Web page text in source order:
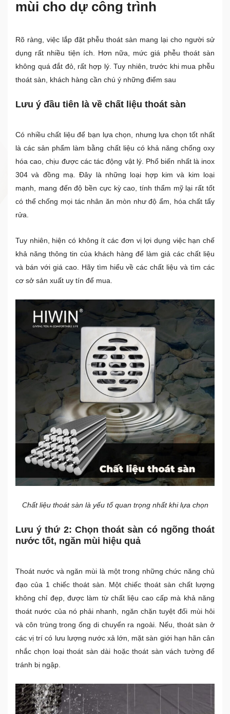
mùi cho dự công trình
Rõ ràng, việc lắp đặt phễu thoát sàn mang lại cho người sử
dụng rất nhiều tiện ích. Hơn nữa, mức giá phễu thoát sàn
không quá đắt đỏ, rất hợp lý. Tuy nhiên, trước khi mua phễu
thoát sàn, khách hàng cần chú ý những điểm sau
Lưu ý đầu tiên là về chất liệu thoát sàn
Có nhiều chất liệu để bạn lựa chọn, nhưng lựa chọn tốt nhất
là các sản phẩm làm bằng chất liệu có khả năng chống oxy
hóa cao, chịu được các tác động vật lý. Phổ biến nhất là inox
304 và đồng mạ. Đây là những loại hợp kim và kim loại
mạnh, mang đến độ bền cực kỳ cao, tính thẩm mỹ lại rất tốt
có thể chống mọi tác nhân ăn mòn như độ ẩm, hóa chất tẩy
rửa.
Tuy nhiên, hiện có không ít các đơn vị lợi dụng việc hạn chế
khả năng thông tin của khách hàng để làm giả các chất liệu
và bán với giá cao. Hãy tìm hiểu về các chất liệu và tìm các
cơ sở sản xuất uy tín để mua.
Chất liệu thoát sàn là yếu tố quan trọng nhất khi lựa chọn
Lưu ý thứ 2: Chọn thoát sàn có ngõng thoát
nước tốt, ngăn mùi hiệu quả
Thoát nước và ngăn mùi là một trong những chức năng chủ
đạo của 1 chiếc thoát sàn. Một chiếc thoát sàn chất lượng
không chỉ đẹp, được làm từ chất liệu cao cấp mà khả năng
thoát nước của nó phải nhanh, ngăn chặn tuyệt đối mùi hôi
và côn trùng trong ống di chuyển ra ngoài. Nếu, thoát sàn ở
các vị trí có lưu lượng nước xả lớn, mặt sàn giới hạn hãn cân
nhắc chọn loại thoát sàn dài hoặc thoát sàn vách tường để
tránh bị ngập.